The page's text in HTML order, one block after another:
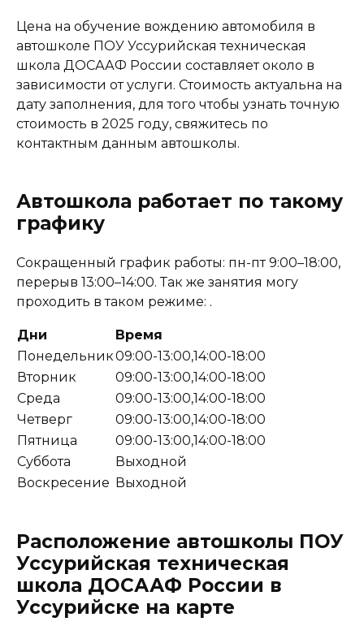
Цена на обучение вождению автомобиля в
автошколе ПОУ Уссурийская техническая
школа ДОСААФ России составляет около в
зависимости от услуги. Стоимость актуальна на
дату заполнения, для того чтобы узнать точную
стоимость в 2025 году, свяжитесь по
контактным данным автошколы.
Автошкола работает по такому
графику
Сокращенный график работы: пн-пт 9:00–18:00,
перерыв 13:00–14:00. Так же занятия могу
проходить в таком режиме: .
Дни
Время
Понедельник09:00-13:00,14:00-18:00
Вторник
09:00-13:00,14:00-18:00
Среда
09:00-13:00,14:00-18:00
Четверг
09:00-13:00,14:00-18:00
Пятница
09:00-13:00,14:00-18:00
Суббота
Выходной
Воскресение Выходной
Расположение автошколы ПОУ
Уссурийская техническая
школа ДОСААФ России в
Уссурийске на карте